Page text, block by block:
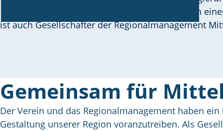
Christoph Ullrich ziehen alle für Mittelhessen an
ist auch Gesellschafter der Regionalmanagement
Gemeinsam für
Der Verein und das Regionalmanagement haben
Gestaltung unserer Region voranzutreiben. Als